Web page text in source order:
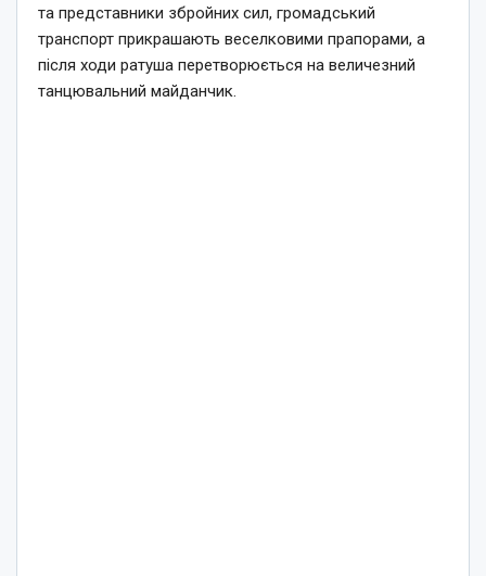
та представники збройних сил, громадський
транспорт прикрашають веселковими прапорами, а
після ходи ратуша перетворюється на величезний
танцювальний майданчик.